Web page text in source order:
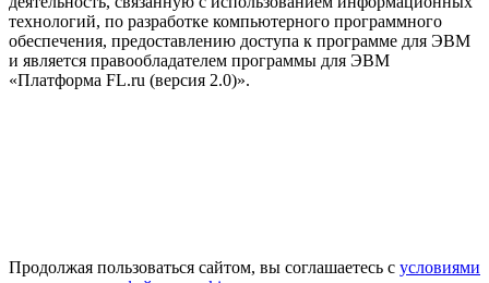
технологий, по разработке компьютерного программного
обеспечения, предоставлению доступа к программе для ЭВМ
и является правообладателем программы для ЭВМ
«Платформа FL.ru (версия 2.0)».
Продолжая пользоваться сайтом, вы соглашаетесь с условиями